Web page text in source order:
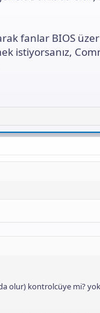
fanlar BIOS
istiyorsanız,
olur) kontrolcüye mi?